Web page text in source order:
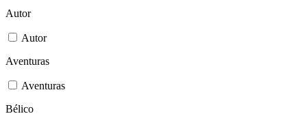
Autor
Autor
Aventuras
Aventuras
Bélico